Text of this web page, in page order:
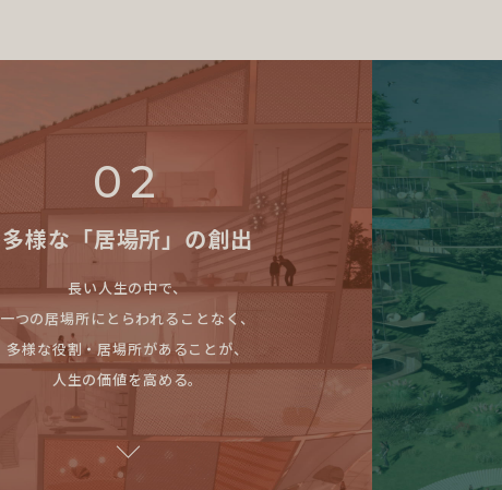
02
多様な「居場所」の創出
長い人生の中で、
一つの居場所にとらわれることなく、
多様な役割・居場所があることが、
人生の価値を高める。